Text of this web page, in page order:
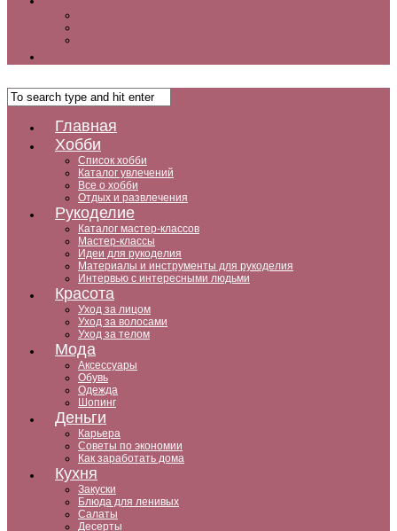
Главная
Хобби
Список хобби
Каталог увлечений
Все о хобби
Отдых и развлечения
Рукоделие
Каталог мастер-классов
Мастер-классы
Идеи для рукоделия
Материалы и инструменты для рукоделия
Интервью с интересными людьми
Красота
Уход за лицом
Уход за волосами
Уход за телом
Мода
Аксессуары
Обувь
Одежда
Шопинг
Деньги
Карьера
Советы по экономии
Как заработать дома
Кухня
Закуски
Блюда для ленивых
Салаты
Десерты